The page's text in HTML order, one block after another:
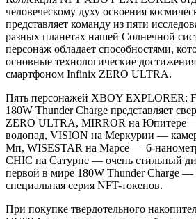
человеческому духу освоения
представляет команду из пяти
разных планетах нашей Солнечной
персонаж обладает способностями,
основные технологические
смартфоном Infinix ZERO ULTRA.
Пять персонажей XBOY EXPLORER:
180W Thunder Charge представляет
ZERO ULTRA, MIRROR на Юпитере
водопад, VISION на Меркурии —
Мп, WISESTAR на Марсе — 6-
CHIC на Сатурне — очень стильный
первой в мире 180W Thunder Charge —
специальная серия NFT-токенов.
При покупке твердотельного